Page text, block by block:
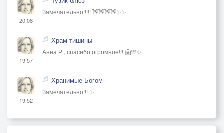
20:08
Замечательно!!!!! 👋👋👋👋✨✨
19:57
Храм тишины
Анна Р., спасибо огромное!!! 🤗💛✨
19:52
Хранимые Богом
Замечательно!!! ✨